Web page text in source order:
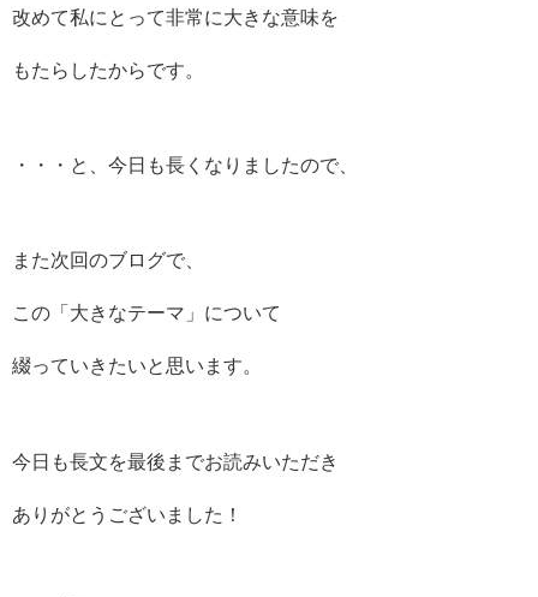
改めて私にとって非常に大きな意味を
もたらしたからです。
・・・と、今日も長くなりましたので、
また次回のブログで、
この「大きなテーマ」について
綴っていきたいと思います。
今日も長文を最後までお読みいただき
ありがとうございました！